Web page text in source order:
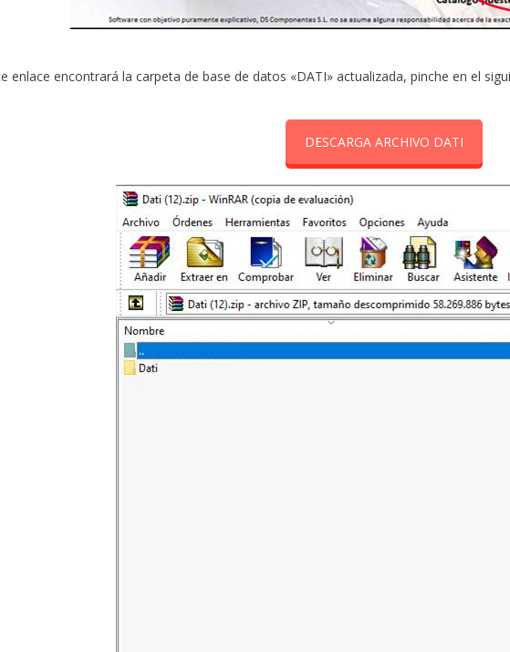
enlace encontrará la carpeta de base de datos «DATI» actualizada, pinche en el
DESCARGA ARCHIVO DATI